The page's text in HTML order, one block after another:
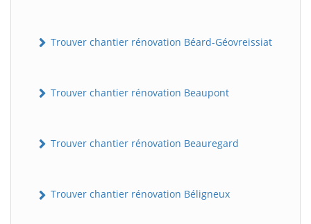
Trouver chantier rénovation Béard-Géovreissiat
Trouver chantier rénovation Beaupont
Trouver chantier rénovation Beauregard
Trouver chantier rénovation Béligneux